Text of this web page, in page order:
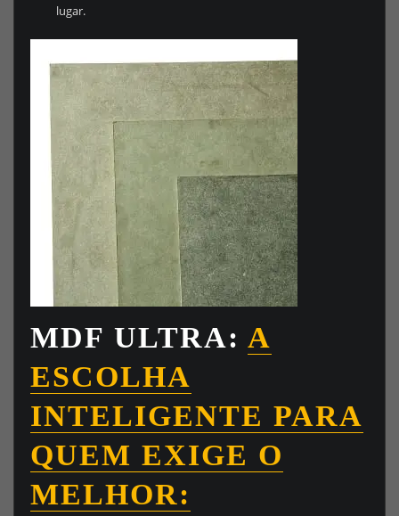
lugar.
MDF ULTRA: A
ESCOLHA
INTELIGENTE PARA
QUEM EXIGE O
MELHOR: